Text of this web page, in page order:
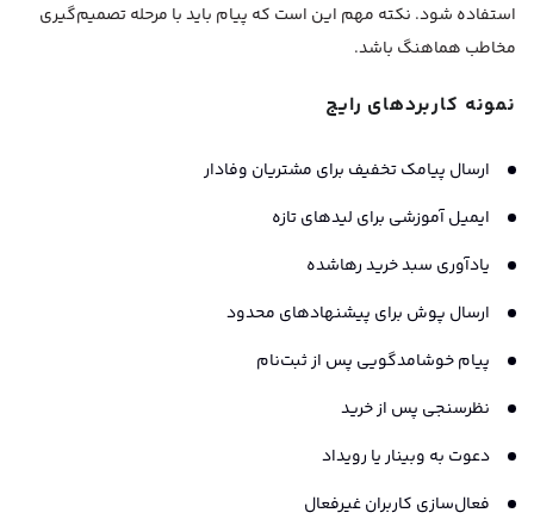
استفاده شود. نکته مهم این است که پیام باید با مرحله تصمیم‌گیری
مخاطب هماهنگ باشد.
نمونه کاربردهای رایج
ارسال پیامک تخفیف برای مشتریان وفادار
ایمیل آموزشی برای لیدهای تازه
یادآوری سبد خرید رهاشده
ارسال پوش برای پیشنهادهای محدود
پیام خوشامدگویی پس از ثبت‌نام
نظرسنجی پس از خرید
دعوت به وبینار یا رویداد
فعال‌سازی کاربران غیرفعال